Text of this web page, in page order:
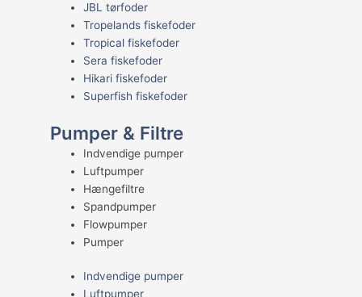
JBL tørfoder
Tropelands fiskefoder
Tropical fiskefoder
Sera fiskefoder
Hikari fiskefoder
Superfish fiskefoder
Pumper & Filtre
Indvendige pumper
Luftpumper
Hængefiltre
Spandpumper
Flowpumper
Pumper
Indvendige pumper
Luftpumper